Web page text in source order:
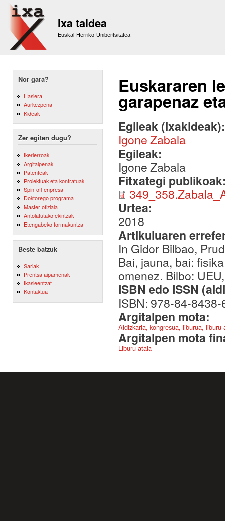
Ixa taldea
Euskal Herriko Unibertsitatea
Nor gara?
Hasiera
Aurkezpena
Kideak
Zer egiten dugu?
Ikerlerroak
Argitalpenak
Patenteak
Proiektuak eta kontratuak
Spin-off enpresa
Doktorego programa
Master ofiziala
Antolatutako ekintzak
Etengabeko formakuntza
Beste batzuk
Sariak
Prentsa aipamenak
Ikasleentzat
Kontaktua
Euskararen
garapenaz
Egileak
Igone Zabala
Egileak:
Igone Zabala
Fitxategi
Urtea:
2018
Artikuluaren
In Gidor Bilbao,
Bai, jauna, bai:
omenez. Bilbo: UEU,
ISBN edo ISSN
ISBN: 978-84-
Argitalpen mota:
Aldizkaria, kongresua, liburua,
Argitalpen mota
Liburu atala